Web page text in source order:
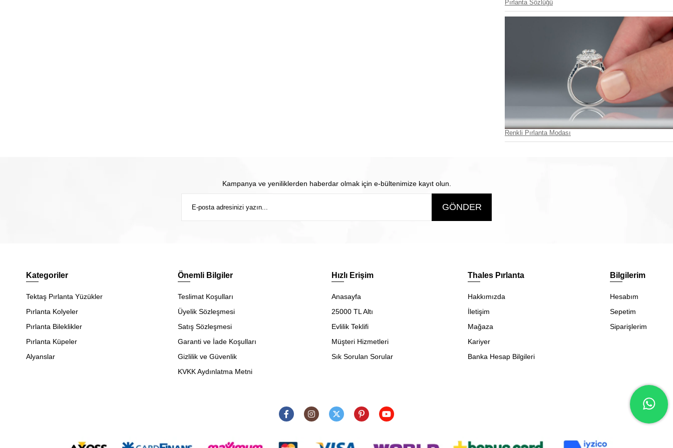
Pırlanta Sözlüğü
Renkli Pırlanta Modası
Kampanya ve yeniliklerden haberdar olmak için e-bültenimize kayıt olun.
GÖNDER
Kategoriler
Tektaş Pırlanta Yüzükler
Pırlanta Kolyeler
Pırlanta Bileklikler
Pırlanta Küpeler
Alyanslar
Önemli Bilgiler
Teslimat Koşulları
Üyelik Sözleşmesi
Satış Sözleşmesi
Garanti ve İade Koşulları
Gizlilik ve Güvenlik
KVKK Aydınlatma Metni
Hızlı Erişim
Anasayfa
25000 TL Altı
Evlilik Teklifi
Müşteri Hizmetleri
Sık Sorulan Sorular
Thales Pırlanta
Hakkımızda
İletişim
Mağaza
Kariyer
Banka Hesap Bilgileri
Bilgilerim
Hesabım
Sepetim
Siparişlerim